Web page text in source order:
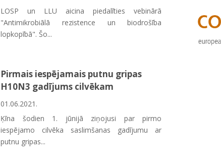
LOSP un LLU aicina piedalīties vebinārā
"Antimikrobiālā rezistence un biodrošība
lopkopībā". Šo...
Pirmais iespējamais putnu gripas
H10N3 gadījums cilvēkam
01.06.2021.
Ķīna šodien 1. jūnijā ziņojusi par pirmo
iespējamo cilvēka saslimšanas gadījumu ar
putnu gripas...